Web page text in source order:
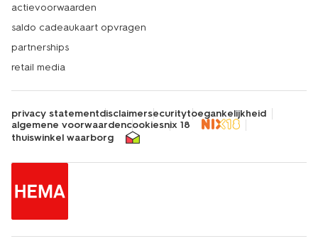
actievoorwaarden
saldo cadeaukaart opvragen
partnerships
retail media
privacy statementdisclaimersecuritytoegankelijkheid
algemene voorwaardencookiesnix 18
thuiswinkel waarborg